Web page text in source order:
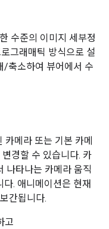
수준의 이미지 세부정
그래매틱 방식으로 설
/축소하여 뷰어에서 수
카메라 또는 기본 카메
경할 수 있습니다. 카
나타나는 카메라 움직
. 애니메이션은 현재
간됩니다.
고